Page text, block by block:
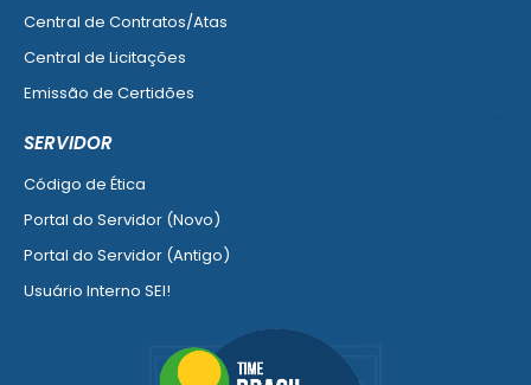
Central de Contratos/Atas
Central de Licitações
Emissão de Certidões
SERVIDOR
Código de Ética
Portal do Servidor (Novo)
Portal do Servidor (Antigo)
Usuário Interno SEI!